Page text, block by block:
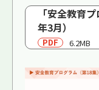
「安全教育
年3月）
PDF 6.2MB